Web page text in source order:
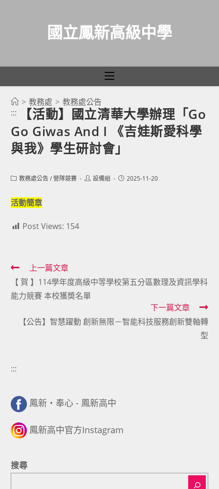
國立鳳新高級中學
> 教務處 > 教務處公告
:::
【活動】國立清華大學辦理「Go
Go Giwas And I 《吉娃斯愛科學
與我》學生研討會」
Post教務處公告 / 營隊競賽
Post設備組
Post2025-11-20
活動簡章
Post Views: 154
Read
more
articles
上一篇文章
【 賀 】114學年度高級中等學校第五分區數理及資訊學科
能力競賽 本校獲奬名單
下一篇文章
【公告】智慧躍動 ️創新無限－智能科技服務創新雙軸轉
型
:::
鳳新・奉心 - 鳳新高中
鳳新高中官方Instagram
搜尋